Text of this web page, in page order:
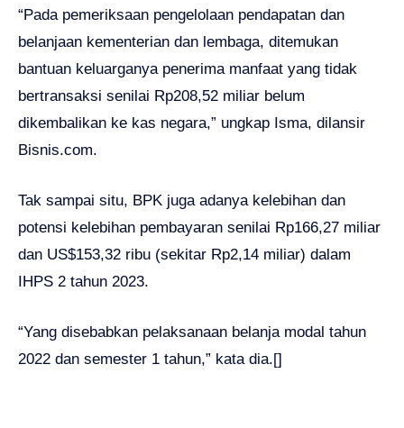
“Pada pemeriksaan pengelolaan pendapatan dan
belanjaan kementerian dan lembaga, ditemukan
bantuan keluarganya penerima manfaat yang tidak
bertransaksi senilai Rp208,52 miliar belum
dikembalikan ke kas negara,” ungkap Isma, dilansir
Bisnis.com.
Tak sampai situ, BPK juga adanya kelebihan dan
potensi kelebihan pembayaran senilai Rp166,27 miliar
dan US$153,32 ribu (sekitar Rp2,14 miliar) dalam
IHPS 2 tahun 2023.
“Yang disebabkan pelaksanaan belanja modal tahun
2022 dan semester 1 tahun,” kata dia.[]